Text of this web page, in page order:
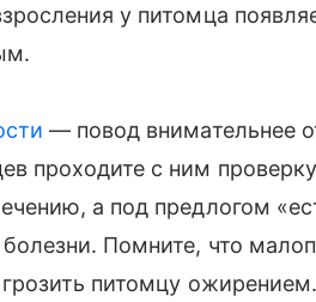
у питомца
— повод внимательнее
проходите с ним
а под предлогом
болезни. Помните, что
питомцу